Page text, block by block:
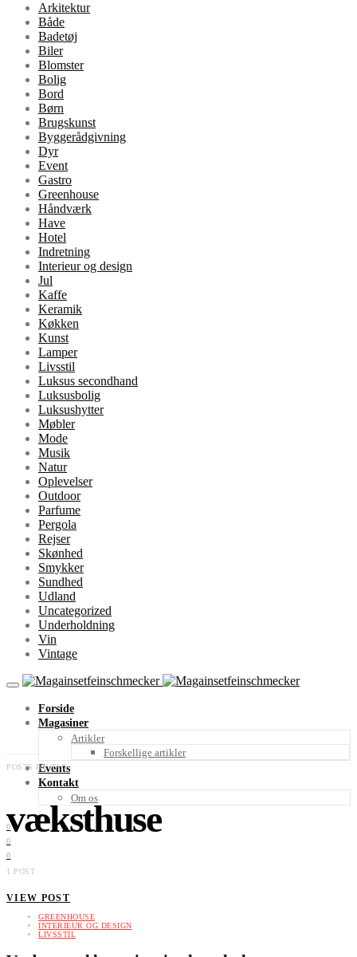
Arkitektur
Både
Badetøj
Biler
Blomster
Bolig
Bord
Børn
Brugskunst
Byggerådgivning
Dyr
Event
Gastro
Greenhouse
Håndværk
Have
Hotel
Indretning
Interieur og design
Jul
Kaffe
Keramik
Køkken
Kunst
Lamper
Livsstil
Luksus secondhand
Luksusbolig
Luksushytter
Møbler
Mode
Musik
Natur
Oplevelser
Outdoor
Parfume
Pergola
Rejser
Skønhed
Smykker
Sundhed
Udland
Uncategorized
Underholdning
Vin
Vintage
Forside
Magasiner
Artikler
Forskellige artikler
Events
Kontakt
Om os
0
0
0
POSTS BY TAG
væksthuse
1 POST
VIEW POST
GREENHOUSE
INTERIEUR OG DESIGN
LIVSSTIL